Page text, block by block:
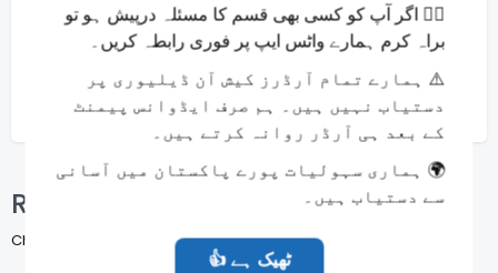
Online Payments
Money back guarantee
Fast and Secure Shipping
Related Products
Check items to add to the cart orSELECT ALL
🙋‍♂️ اگر آپ کو کسی بھی قسم کا مسئلہ درپیش ہو تو
براہ کرم ہمارے واٹس ایپ پر فوری رابطہ کریں۔
⚠️ ہمارے تمام آرڈرز کیش آن ڈیلیوری پر
دستیاب نہیں ہیں۔ ہم صرف ایڈوانس پیمنٹ
کے بعد ہی آرڈر روانہ کرتے ہیں۔
🌍 ہماری سہولیات پورے پاکستان میں آسانی
سے دستیاب ہیں۔
👍 ٹھیک ہے